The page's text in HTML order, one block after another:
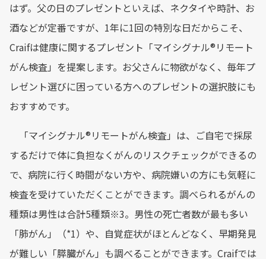
はず。父の日のプレゼントといえば、ネクタイや時計、お
酒などが定番ですが、1年に1回の特別な日だからこそ、
Craifは健康に関するプレゼント「マイシグナル®︎リモート
がん検査」を提案します。お父さんに物欲がなく、毎年プ
レゼント選びに困っている方へのプレゼントの選択肢にも
おすすめです。
「マイシグナル®︎リモートがん検査」は、ご自宅で採尿
するだけで体に負担なくがんのリスクチェックができるの
で、病院に行く時間がない方や、病院嫌いの方にも気軽に
検査を受けていただくことができます。調べられるがんの
種類は男性は合計5種類※3。男性の死亡者数が最も多い
「肺がん」（*1）や、自覚症状がほとんどなく、早期発見
が難しい「膵臓がん」も調べることができます。Craifでは